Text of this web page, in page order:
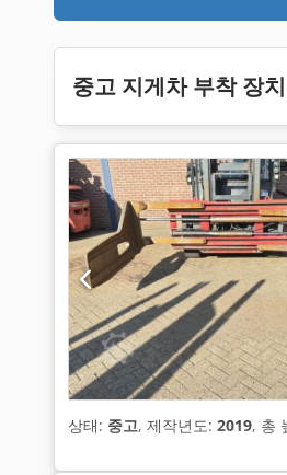
중고 지게차 부착 장
상태: 중고, 제작년도: 2019, 총